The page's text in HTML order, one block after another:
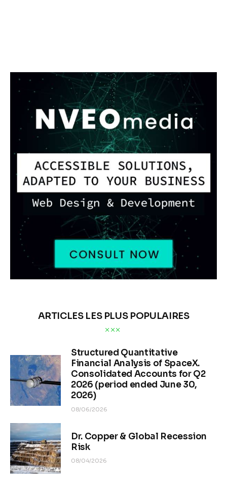
ARTICLES LES PLUS POPULAIRES
Structured Quantitative
Financial Analysis of SpaceX.
Consolidated Accounts for Q2
2026 (period ended June 30,
2026)
08/06/2026
Dr. Copper & Global Recession
Risk
08/04/2026